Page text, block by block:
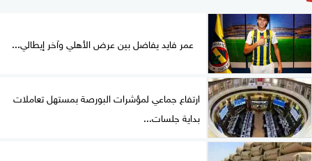
عمر فايد يفاضل بين عرض الأهلي وآخر إيطالي...
ارتفاع جماعي لمؤشرات البورصة بمستهل تعاملات
بداية جلسات...